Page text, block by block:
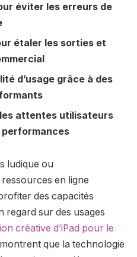
éviter les erreurs de
étaler les sorties et
d’usage grâce à des
attentes utilisateurs
performances
ludique ou
en ligne
des capacités
regard sur des usages
créative d’iPad pour le
que la technologie